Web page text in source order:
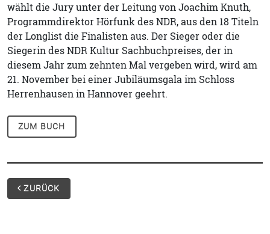
wählt die Jury unter der Leitung von Joachim Knuth,
Programmdirektor Hörfunk des NDR, aus den 18 Titeln
der Longlist die Finalisten aus. Der Sieger oder die
Siegerin des NDR Kultur Sachbuchpreises, der in
diesem Jahr zum zehnten Mal vergeben wird, wird am
21. November bei einer Jubiläumsgala im Schloss
Herrenhausen in Hannover geehrt.
ZUM BUCH
ZURÜCK